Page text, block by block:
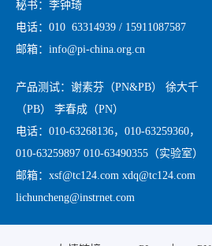
秘书：李钟琦
电话：010 63314939 / 15911087587
邮箱：info@pi-china.org.cn
产品测试：谢素芬（PN&PB） 徐大千
（PB） 李春成（PN）
电话：010-63268136，010-63259360，
010-63259897 010-63490355（实验室）
邮箱：xsf@tc124.com xdq@tc124.com
lichuncheng@instrnet.com